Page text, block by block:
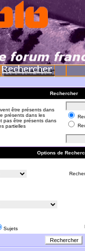
Rechercher
être présents dans
présents dans les
pas être présents dans
partielles
Options de
Sujets